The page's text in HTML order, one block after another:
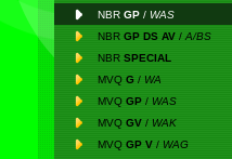
NBR GP / WAS
NBR GP DS AV / A/BS
NBR SPECIAL
MVQ G / WA
MVQ GP / WAS
MVQ GV / WAK
MVQ GP V / WAG